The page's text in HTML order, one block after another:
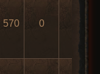
570 0